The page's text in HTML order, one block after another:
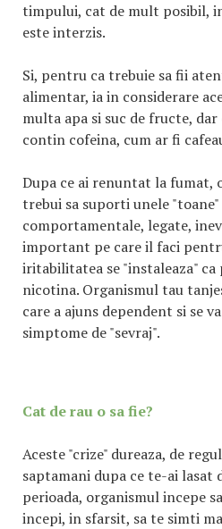
timpului, cat de mult posibil,
este interzis.
Si, pentru ca trebuie sa fii
alimentar, ia in considerare
multa apa si suc de fructe,
contin cofeina, cum ar fi
Dupa ce ai renuntat la fumat,
trebui sa suporti unele
comportamentale, legate,
important pe care il faci
iritabilitatea se "instaleaza"
nicotina. Organismul tau
care a ajuns dependent si se
simptome de "sevraj".
Cat de rau o sa fie?
Aceste "crize" dureaza, de
saptamani dupa ce te-ai lasat
perioada, organismul incepe
incepi, in sfarsit, sa te simti